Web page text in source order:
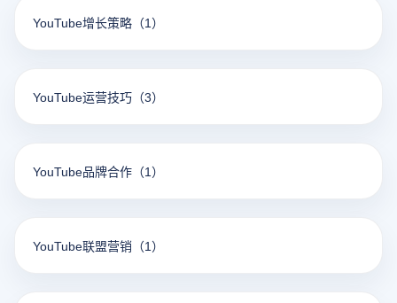
YouTube增长策略 （1）
YouTube运营技巧 （3）
YouTube品牌合作 （1）
YouTube联盟营销 （1）